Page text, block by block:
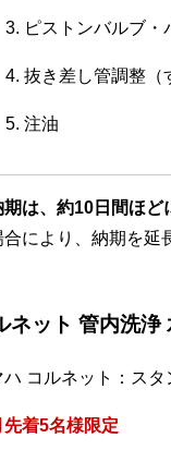
3. ピストンバルブ・
4. 抜き差し管調整（
5. 注油
は、約10日間ほど
合により、納期を延
ネット 管内洗浄
ハ コルネット：ス
先着5名様限定